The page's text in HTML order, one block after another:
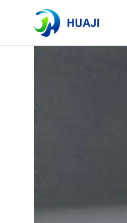
Lista de etiquetas
Se encontraron un total de 1 artículos.